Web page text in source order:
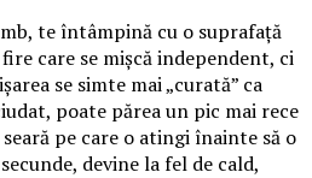
te întâmpină cu o suprafață
care se mișcă independent, ci
se simte mai „curată” ca
poate părea un pic mai rece
pe care o atingi înainte să o
devine la fel de cald,